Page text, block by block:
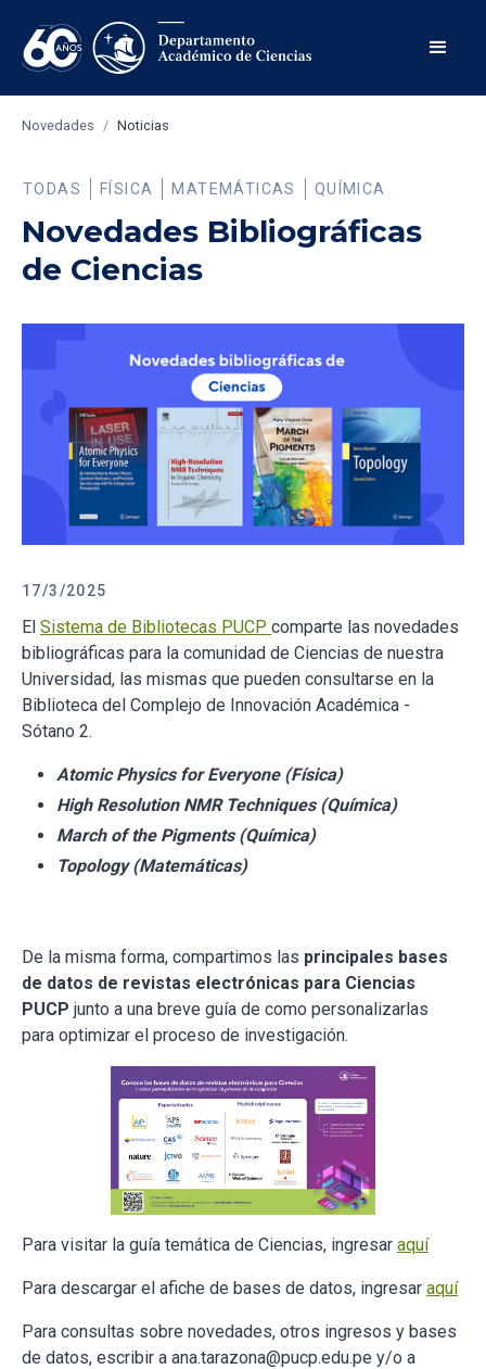
Novedades / Noticias
TODAS FÍSICA MATEMÁTICAS QUÍMICA
Novedades Bibliográficas
de Ciencias
17/3/2025
El Sistema de Bibliotecas PUCP comparte las novedades
bibliográficas para la comunidad de Ciencias de nuestra
Universidad, las mismas que pueden consultarse en la
Biblioteca del Complejo de Innovación Académica -
Sótano 2.
Atomic Physics for Everyone (Física)
High Resolution NMR Techniques (Química)
March of the Pigments (Química)
Topology (Matemáticas)
De la misma forma, compartimos las principales bases
de datos de revistas electrónicas para Ciencias
PUCP junto a una breve guía de como personalizarlas
para optimizar el proceso de investigación.
Para visitar la guía temática de Ciencias, ingresar aquí
Para descargar el afiche de bases de datos, ingresar aquí
Para consultas sobre novedades, otros ingresos y bases
de datos, escribir a ana.tarazona@pucp.edu.pe y/o a